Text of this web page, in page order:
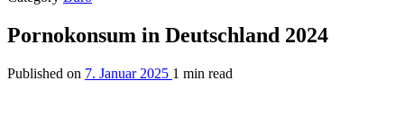
Pornokonsum in Deutschland 2024
Published on 7. Januar 2025 1 min read